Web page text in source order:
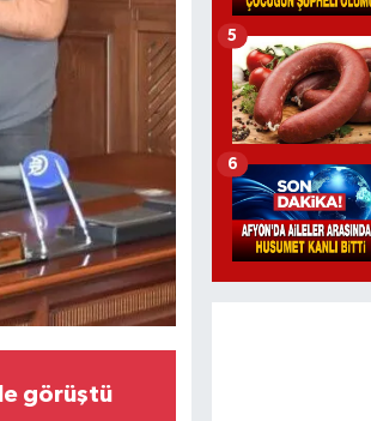
görüştü
5
6